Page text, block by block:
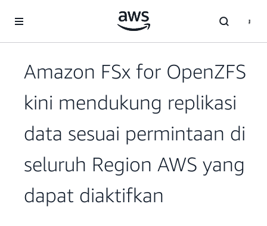
Amazon FSx for OpenZFS
kini mendukung replikasi
data sesuai permintaan di
seluruh Region AWS yang
dapat diaktifkan